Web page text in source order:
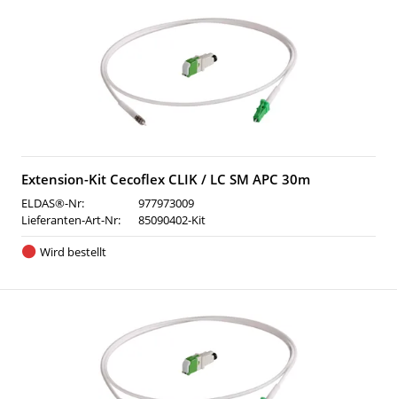
Extension-Kit Cecoflex CLIK / LC SM APC 30m
ELDAS®-Nr:
977973009
Lieferanten-Art-Nr:
85090402-Kit
Wird bestellt